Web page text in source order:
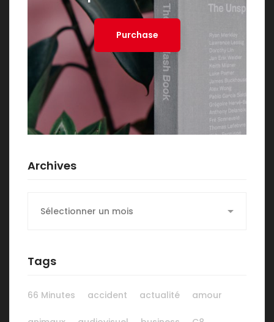
Purchase
Archives
Tags
66 Minutes accident actualité amour